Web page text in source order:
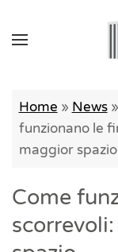
Home » News»
funzionano le
maggior spazio
Come